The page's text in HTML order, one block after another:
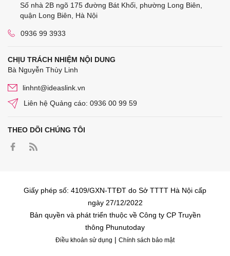
Số nhà 2B ngõ 175 đường Bát Khối, phường Long Biên,
quận Long Biên, Hà Nội
0936 99 3933
CHỊU TRÁCH NHIỆM NỘI DUNG
Bà Nguyễn Thùy Linh
linhnt@ideaslink.vn
Liên hệ Quảng cáo: 0936 00 99 59
THEO DÕI CHÚNG TÔI
Giấy phép số: 4109/GXN-TTĐT do Sở TTTT Hà Nội cấp
ngày 27/12/2022
Bản quyền và phát triển thuộc về Công ty CP Truyền
thông Phunutoday
Điều khoản sử dụng | Chính sách bảo mật